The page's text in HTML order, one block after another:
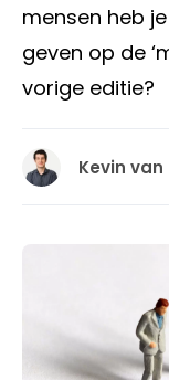
mensen heb
geven op de
vorige editie?
Kevin van